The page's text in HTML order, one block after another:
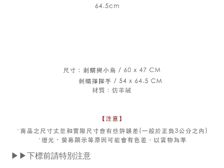
▶▶下標前請特別注意